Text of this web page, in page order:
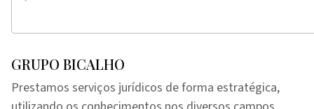
GRUPO BICALHO
Prestamos serviços jurídicos de forma estratégica,